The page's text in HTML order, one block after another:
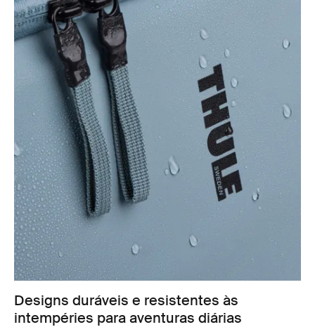
Designs duráveis e resistentes às
intempéries para aventuras diárias